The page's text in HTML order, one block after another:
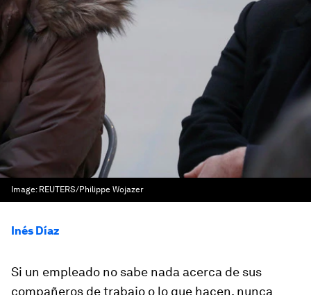
Image: REUTERS/Philippe Wojazer
Inés Díaz
Si un empleado no sabe nada acerca de sus
compañeros de trabajo o lo que hacen, nunca